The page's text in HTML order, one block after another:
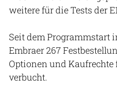
weitere für die Tests der
Seit dem Programmstart
Embraer 267
Optionen und Kaufrechte
verbucht.